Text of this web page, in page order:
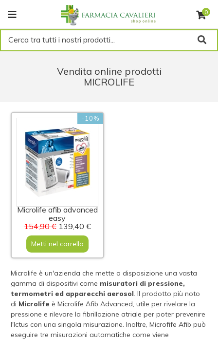
0
Cerca tra tutti i nostri prodotti...
Vendita online prodotti
MICROLIFE
-10%
Microlife afib advanced
easy
154,90 €139,40 €
Metti nel carrello
Microlife è un'azienda che mette a disposizione una vasta
gamma di dispositivi come misuratori di pressione,
termometri ed apparecchi aerosol. Il prodotto più noto
di Microlife è Microlife Afib Advanced, utile per rivelare la
pressione e rilevare la fibrillazione atriale per poter prevenire
l'Ictus con una singola misurazione. Inoltre, Microfife Afib può
eseguire tre misurazioni automatiche come viene